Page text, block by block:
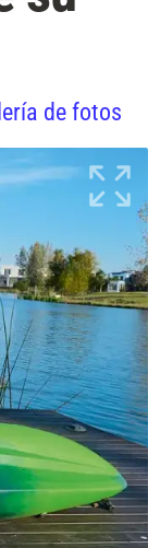
de fotos